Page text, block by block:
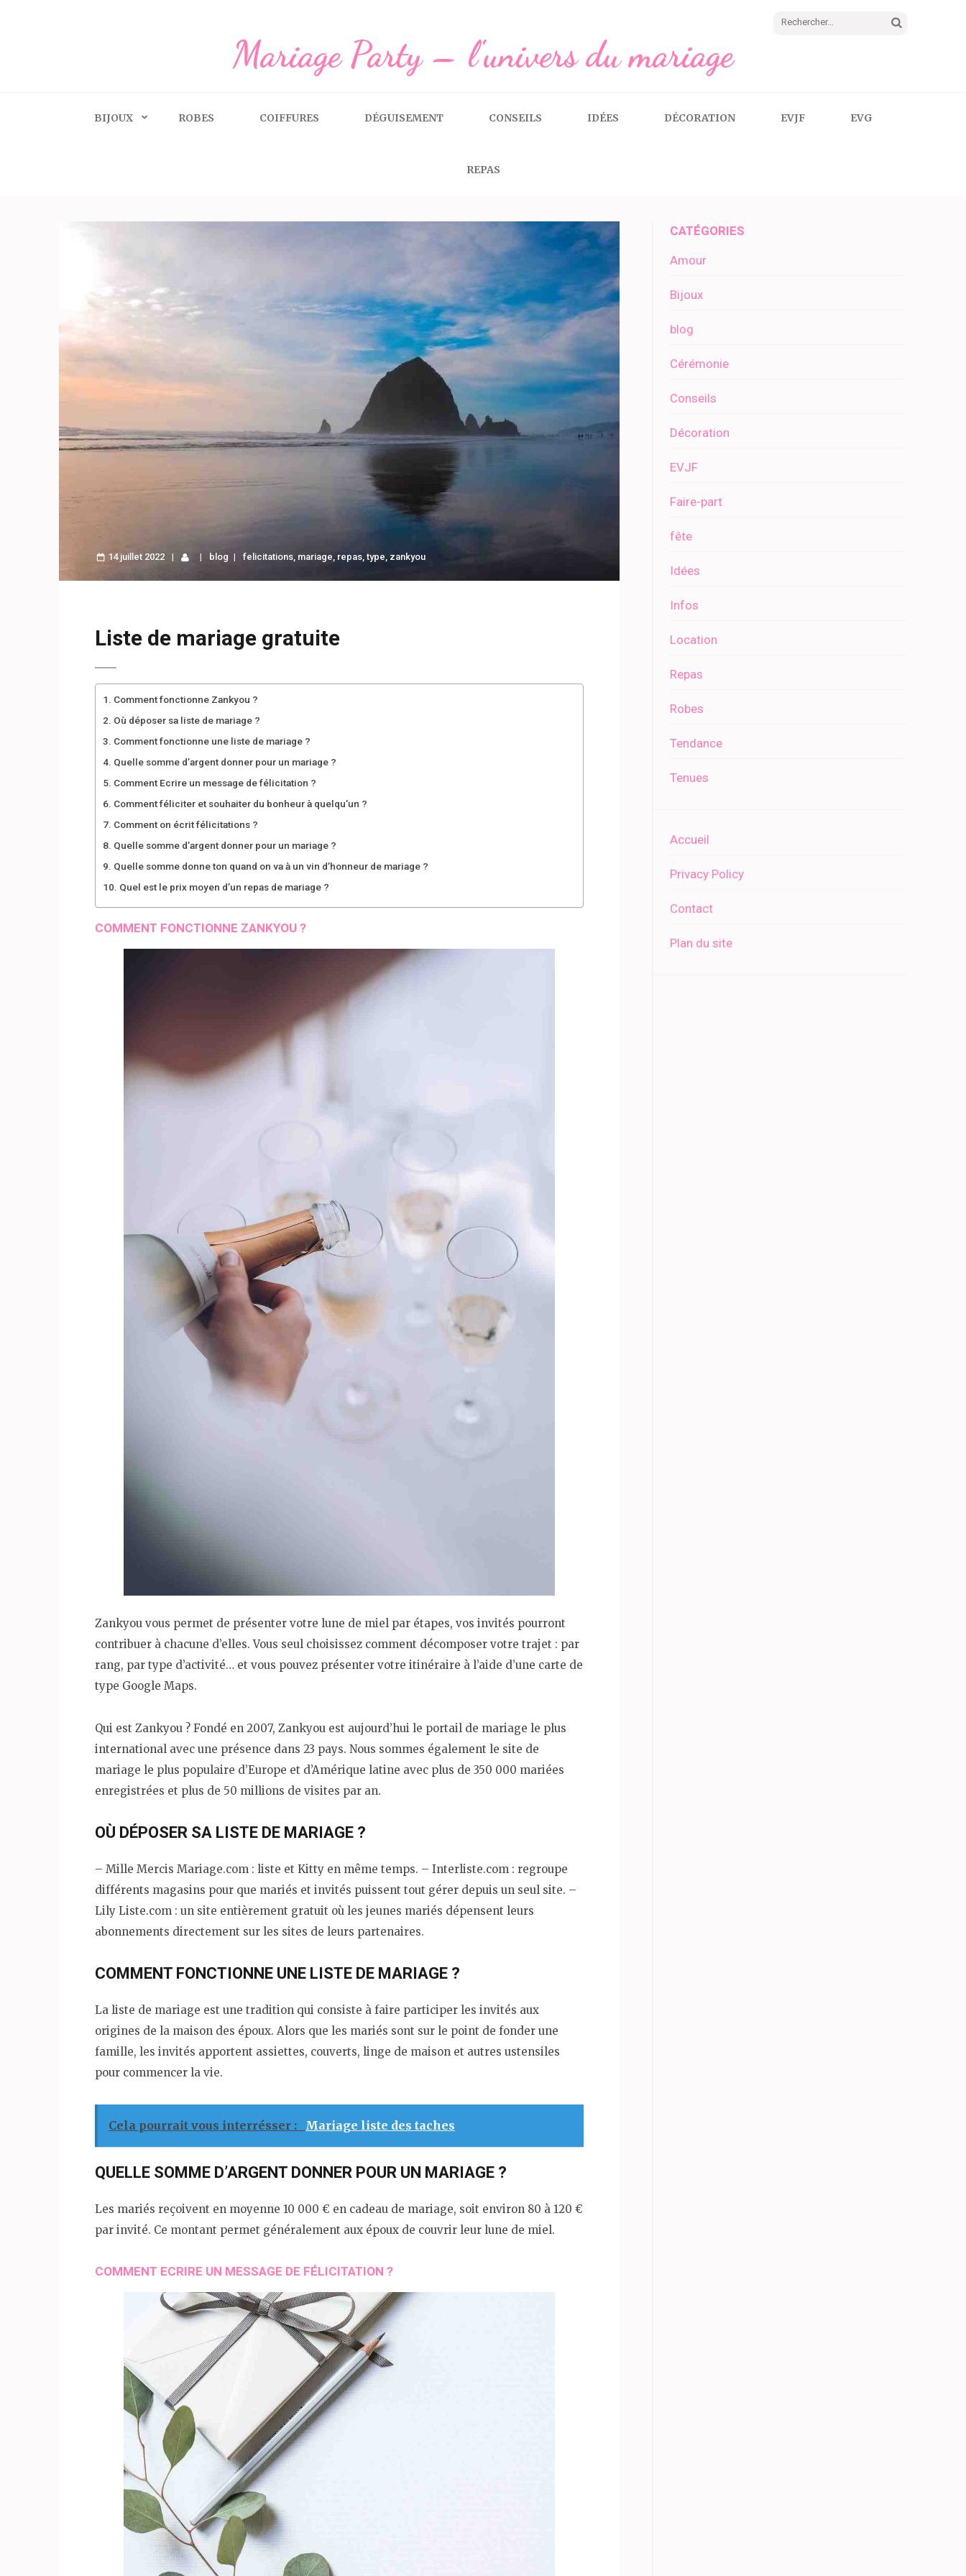
Rechercher :
Mariage Party – l'univers du mariage
BIJOUX ROBES COIFFURES DÉGUISEMENT CONSEILS IDÉES DÉCORATION EVJF EVG
REPAS
14 juillet 2022 blog felicitations, mariage, repas,type, zankyou
Liste de mariage gratuite
Comment fonctionne Zankyou ?
Où déposer sa liste de mariage ?
Comment fonctionne une liste de mariage ?
Quelle somme d’argent donner pour un mariage ?
Comment Ecrire un message de félicitation ?
Comment féliciter et souhaiter du bonheur à quelqu’un ?
Comment on écrit félicitations ?
Quelle somme d’argent donner pour un mariage ?
Quelle somme donne ton quand on va à un vin d’honneur de mariage ?
Quel est le prix moyen d’un repas de mariage ?
COMMENT FONCTIONNE ZANKYOU ?
Zankyou vous permet de présenter votre lune de miel par étapes, vos invités pourront
contribuer à chacune d’elles. Vous seul choisissez comment décomposer votre trajet : par
rang, par type d’activité… et vous pouvez présenter votre itinéraire à l’aide d’une carte de
type Google Maps.
Qui est Zankyou ? Fondé en 2007, Zankyou est aujourd’hui le portail de mariage le plus
international avec une présence dans 23 pays. Nous sommes également le site de
mariage le plus populaire d’Europe et d’Amérique latine avec plus de 350 000 mariées
enregistrées et plus de 50 millions de visites par an.
OÙ DÉPOSER SA LISTE DE MARIAGE ?
– Mille Mercis Mariage.com : liste et Kitty en même temps. – Interliste.com : regroupe
différents magasins pour que mariés et invités puissent tout gérer depuis un seul site. –
Lily Liste.com : un site entièrement gratuit où les jeunes mariés dépensent leurs
abonnements directement sur les sites de leurs partenaires.
COMMENT FONCTIONNE UNE LISTE DE MARIAGE ?
La liste de mariage est une tradition qui consiste à faire participer les invités aux
origines de la maison des époux. Alors que les mariés sont sur le point de fonder une
famille, les invités apportent assiettes, couverts, linge de maison et autres ustensiles
pour commencer la vie.
Cela pourrait vous interrésser : Mariage liste des taches
QUELLE SOMME D’ARGENT DONNER POUR UN MARIAGE ?
Les mariés reçoivent en moyenne 10 000 € en cadeau de mariage, soit environ 80 à 120 €
par invité. Ce montant permet généralement aux époux de couvrir leur lune de miel.
COMMENT ECRIRE UN MESSAGE DE FÉLICITATION ?
CATÉGORIES
Amour
Bijoux
blog
Cérémonie
Conseils
Décoration
EVJF
Faire-part
fête
Idées
Infos
Location
Repas
Robes
Tendance
Tenues
Accueil
Privacy Policy
Contact
Plan du site